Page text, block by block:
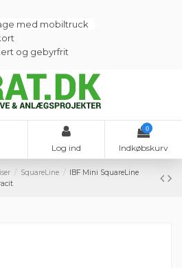
med mobiltruck
og gebyrfrit
Log ind
0
Indkøbskurv
SquareLine
IBF Mini SquareLine